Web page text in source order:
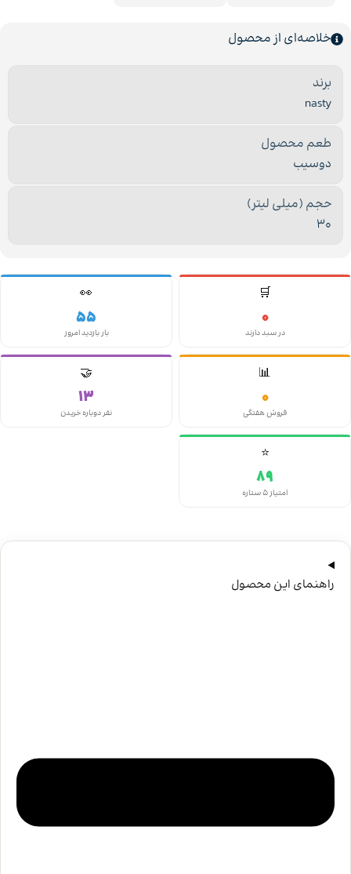
خلاصه‌ای از محصول
برند
nasty
طعم محصول
دوسیب
حجم (میلی لیتر)
30
🛒
0
در سبد دارند
👀
55
بار بازدید امروز
📊
0
فروش هفتگی
🤝
13
نفر دوباره خریدن
⭐
89
امتیاز ۵ ستاره
راهنمای این محصول